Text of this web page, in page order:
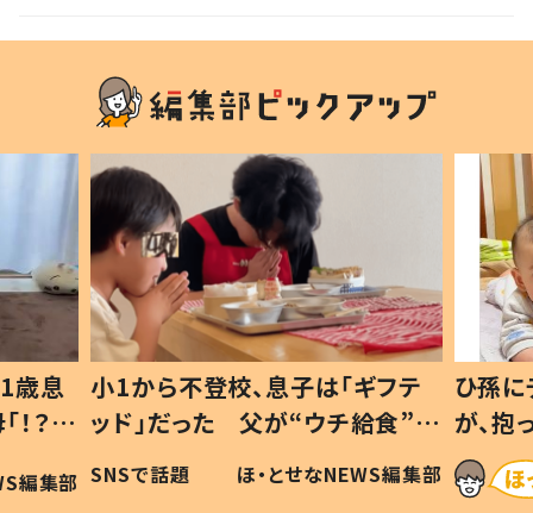
歳息
？」
編集部
小1から不登校、息子は「ギフテ
ッド」だった 父が“ウチ給食”を
作り続ける理由とは #令和の親
#令和の子
SNSで話題 ほ・とせなNEWS編集部
ひ孫
が、
「涙が
い」